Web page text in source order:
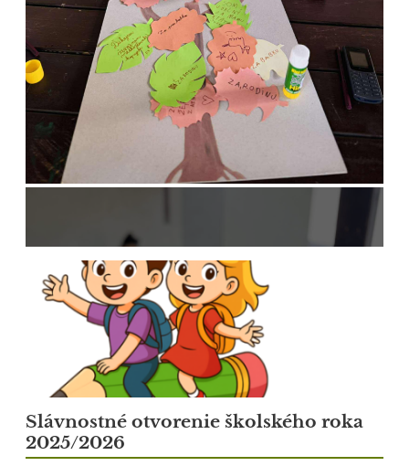
1
Slávnostné otvorenie školského roka
2025/2026